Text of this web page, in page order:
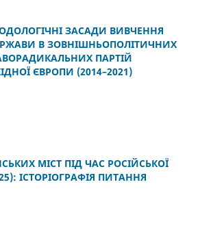
ЗАСАДИ ВИВЧЕННЯ
В ЗОВНІШНЬОПОЛІТИЧНИХ
ПАРТІЙ
ЄВРОПИ (2014–2021)
МІСТ ПІД ЧАС РОСІЙСЬКОЇ
ІСТОРІОГРАФІЯ ПИТАННЯ